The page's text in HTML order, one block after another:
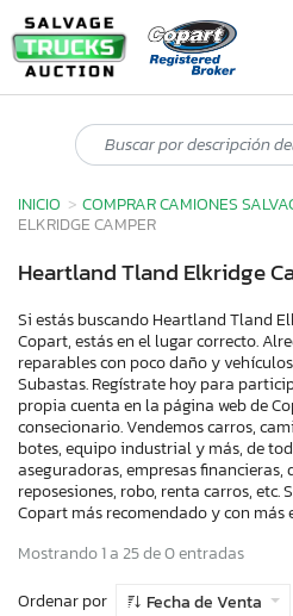
INICIO COMPRAR CAMIONES
ELKRIDGE CAMPER
Heartland Tland Elkridge
Si estás buscando Heartland Tland
Copart, estás en el lugar correcto.
reparables con poco daño y
Subastas. Regístrate hoy para
propia cuenta en la página web de
consecionario. Vendemos carros,
botes, equipo industrial y más, de
aseguradoras, empresas financieras,
reposesiones, robo, renta carros, etc.
Copart más recomendado y con más
Mostrando 1 a 25 de 0 entradas
Ordenar por
Fecha de Venta